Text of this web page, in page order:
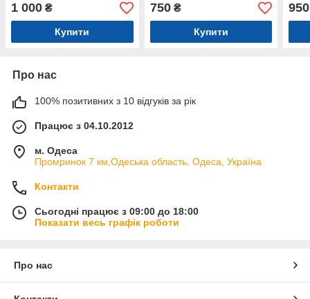
1 000 ₴
Купити
750₴
Купити
950
Про нас
100% позитивних з 10 відгуків за рік
Працює з 04.10.2012
м. Одеса
Промринок 7 км,Одеська область, Одеса, Україна
Контакти
Сьогодні працює з 09:00 до 18:00
Показати весь графік роботи
Про нас